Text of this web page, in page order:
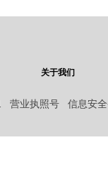
关于我们
营业执照号 信息安